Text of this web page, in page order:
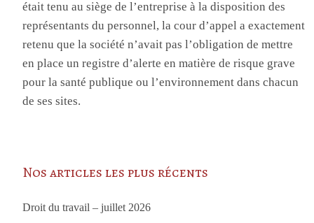
était tenu au siège de l’entreprise à la disposition des
représentants du personnel, la cour d’appel a exactement
retenu que la société n’avait pas l’obligation de mettre
en place un registre d’alerte en matière de risque grave
pour la santé publique ou l’environnement dans chacun
de ses sites.
Nos articles les plus récents
Droit du travail – juillet 2026